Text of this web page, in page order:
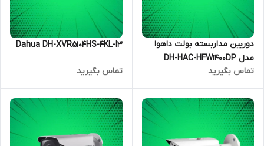
دوربین مداربسته بولت داهوا
مدل DH-HAC-HFW1400DP
تماس بگیرید
Dahua DH-XVR5104HS-4KL-I3
تماس بگیرید